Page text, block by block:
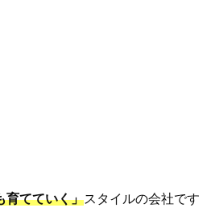
育てていく」スタイルの会社です